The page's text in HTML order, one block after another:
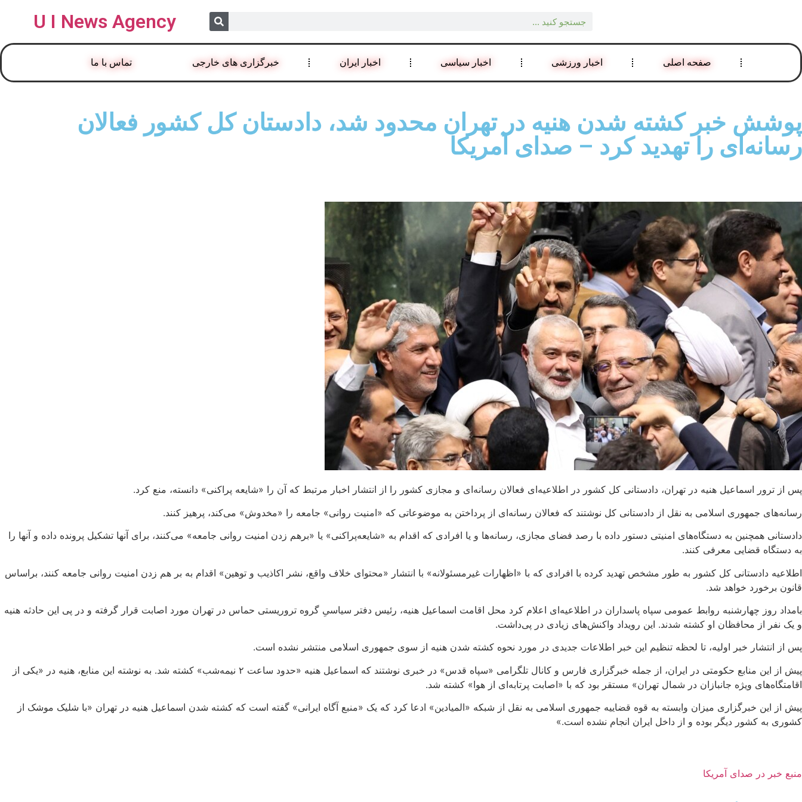
U I News Agency
صفحه اصلی اخبار ورزشی اخبار سیاسی اخبار ایران خبرگزاری های خارجی تماس با ما
پوشش خبر کشته شدن هنیه در تهران محدود شد، دادستان کل کشور فعالان
رسانه‌ای را تهدید کرد – صدای آمریکا
پس از ترور اسماعیل هنیه در تهران، دادستانی کل کشور در اطلاعیه‌ای فعالان رسانه‌ای و مجازی کشور را از انتشار اخبار مرتبط که آن را «شایعه پراکنی» دانسته، منع کرد.
رسانه‌های جمهوری اسلامی به نقل از دادستانی کل نوشتند که فعالان رسانه‌ای از پرداختن به موضوعاتی که «امنیت روانی» جامعه را «مخدوش» می‌کند، پرهیز کنند.
دادستانی همچنین به دستگاه‌های امنیتی دستور داده با رصد فضای مجازی، رسانه‌ها و یا افرادی که اقدام به «شایعه‌پراکنی» یا «برهم زدن امنیت روانی جامعه» می‌کنند، برای آنها تشکیل پرونده داده و آنها را
به دستگاه قضایی معرفی کنند.
اطلاعیه دادستانی کل کشور به طور مشخص تهدید کرده با افرادی که با «اظهارات غیرمسئولانه» با انتشار «محتوای خلاف واقع، نشر اکاذیب و توهین» اقدام به بر هم زدن امنیت روانی جامعه کنند، براساس
قانون برخورد خواهد شد.
بامداد روز چهارشنبه روابط عمومی سپاه پاسداران در اطلاعیه‌ای اعلام کرد محل اقامت اسماعیل هنیه، رئیس دفتر سیاسیِ گروه تروریستی حماس در تهران مورد اصابت قرار گرفته و در پی این حادثه هنیه
و یک نفر از محافظان او کشته شدند. این رویداد واکنش‌های زیادی در پی‌داشت.
پس از انتشار خبر اولیه، تا لحظه تنظیم این خبر اطلاعات جدیدی در مورد نحوه کشته شدن هنیه از سوی جمهوری اسلامی منتشر نشده است.
پیش از این منابع حکومتی در ایران، از جمله خبرگزاری فارس و کانال تلگرامی «سپاه قدس» در خبری نوشتند که اسماعیل هنیه «حدود ساعت ۲ نیمه‌شب» کشته شد. به نوشته این منابع، هنیه در «یکی از
اقامتگاه‌های ویژه جانبازان در شمال تهران» مستقر بود که با «اصابت پرتابه‌ای از هوا» کشته شد.
پیش از این خبرگزاری میزان وابسته به قوه قضاییه جمهوری اسلامی به نقل از شبکه «المیادین» ادعا کرد که یک «منبع آگاه ایرانی» گفته است که کشته شدن اسماعیل هنیه در تهران «با شلیک موشک از
کشوری به کشور دیگر بوده و از داخل ایران انجام نشده است.»
منبع خبر در صدای آمریکا